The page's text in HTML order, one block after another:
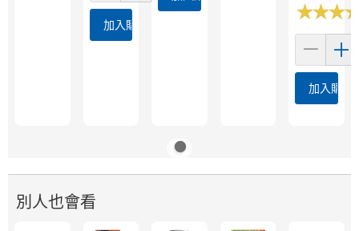
加入購物車
★★★
★★★
加入購物
別人也會看